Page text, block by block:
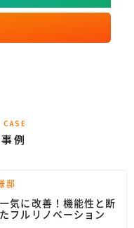
例
邸
気に改善！機能性と断
フルリノベーション